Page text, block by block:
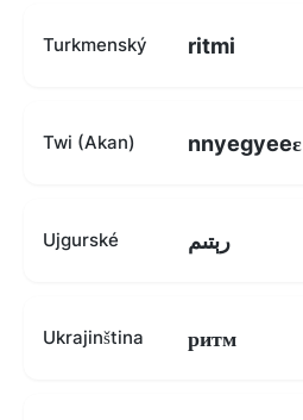
Turkmenský ritmi
Twi (Akan) nnyegyeeɛ
Ujgurské رېتىم
Ukrajinština ритм